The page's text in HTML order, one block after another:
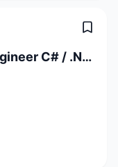
Full Stack Software Engineer C# / .NET / React (a) 80-100%